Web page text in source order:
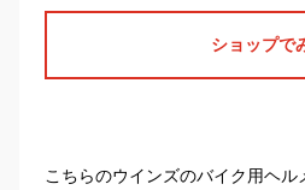
ショップで
こちらのウインズのバイク用ヘル